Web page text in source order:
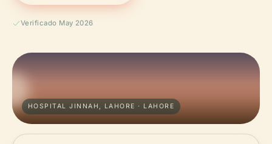
Verificado May 2026
HOSPITAL JINNAH, LAHORE · LAHORE